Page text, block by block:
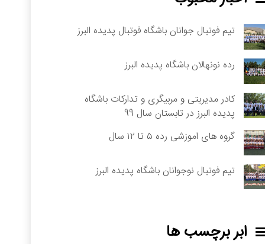
تیم فوتبال جوانان باشگاه فوتبال پدیده البرز
رده نونهالان باشگاه پدیده البرز
کادر مدیریتی و مربیگری و تدارکات باشگاه
پدیده البرز در تابستان سال 99
گروه های اموزشی رده ۵ تا ۱۲ سال
تیم فوتبال نوجوانان باشگاه پدیده البرز
ابر برچسب ها